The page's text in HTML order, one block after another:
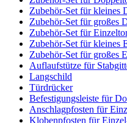
Zubehör-Set für kleines
Zubehör-Set für großes
Zubehör-Set für
Zubehör-Set für kleines
Zubehör-Set für großes
Auflaufstütze für
Langschild
Türdrücker
Befestigungsleiste für
Anschlagpfosten für
Klobenpfosten für